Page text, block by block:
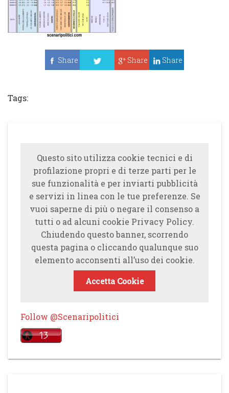
Share
Share Share
Tags:
Questo sito utilizza cookie tecnici e di
profilazione propri e di terze parti per le
sue funzionalità e per inviarti pubblicità
e servizi in linea con le tue preferenze. Se
vuoi saperne di più o negare il consenso a
tutti o ad alcuni cookie Privacy Policy.
Chiudendo questo banner, scorrendo
questa pagina o cliccando qualunque suo
elemento acconsenti all’uso dei cookie.
Accetta Cookie
Follow @Scenaripolitici